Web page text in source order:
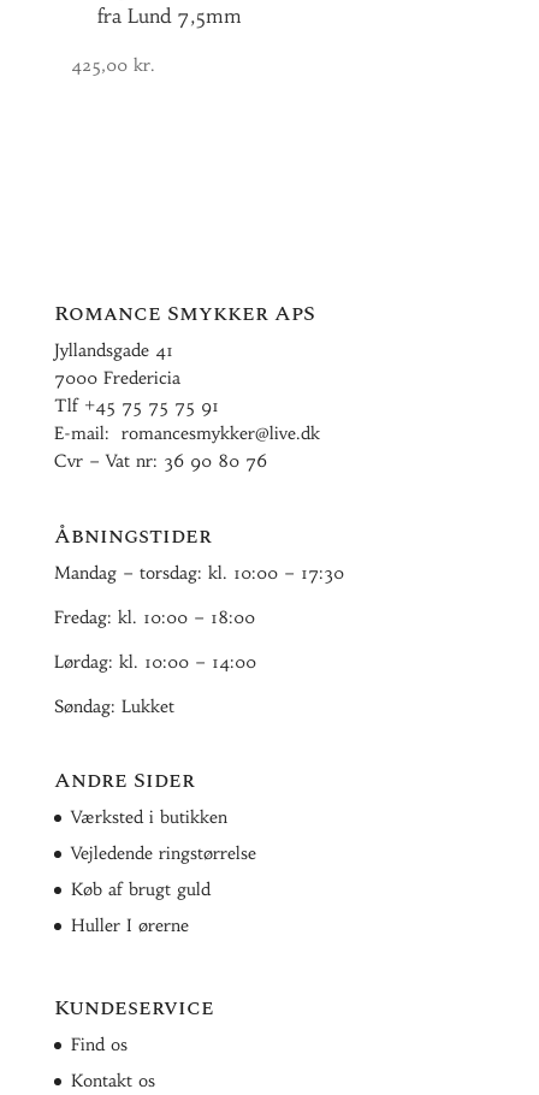
fra Lund 7,5mm
425,00 kr.
Romance Smykker ApS
Jyllandsgade 41
7000 Fredericia
Tlf +45 75 75 75 91
E-mail: romancesmykker@live.dk
Cvr – Vat nr: 36 90 80 76
Åbningstider
Mandag – torsdag: kl. 10:00 – 17:30
Fredag: kl. 10:00 – 18:00
Lørdag: kl. 10:00 – 14:00
Søndag: Lukket
Andre Sider
Værksted i butikken
Vejledende ringstørrelse
Køb af brugt guld
Huller I ørerne
Kundeservice
Find os
Kontakt os